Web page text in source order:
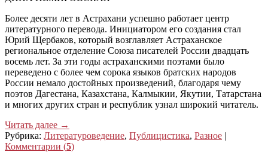
Более десяти лет в Астрахани успешно работает центр
литературного перевода. Инициатором его создания стал
Юрий Щербаков, который возглавляет Астраханское
региональное отделение Союза писателей России двадцать
восемь лет. За эти годы астраханскими поэтами было
переведено с более чем сорока языков братских народов
России немало достойных произведений, благодаря чему
поэтов Дагестана, Казахстана, Калмыкии, Якутии, Татарстана
и многих других стран и республик узнал широкий читатель.
Читать далее →
Рубрика: Литературоведение, Публицистика, Разное |
Комментарии (5)